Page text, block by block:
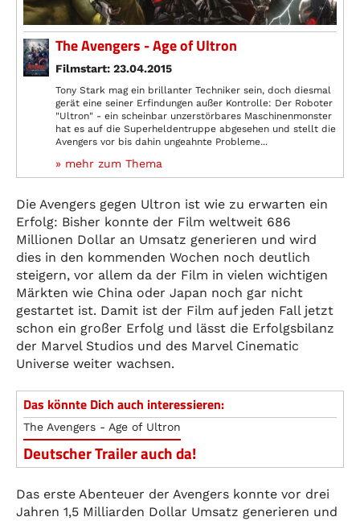
The Avengers - Age of Ultron
Filmstart: 23.04.2015
Tony Stark mag ein brillanter Techniker sein, doch diesmal
gerät eine seiner Erfindungen außer Kontrolle: Der Roboter
"Ultron" - ein scheinbar unzerstörbares Maschinenmonster
hat es auf die Superheldentruppe abgesehen und stellt die
Avengers vor bis dahin ungeahnte Probleme...
» mehr zum Thema
Die Avengers gegen Ultron ist wie zu erwarten ein
Erfolg: Bisher konnte der Film weltweit 686
Millionen Dollar an Umsatz generieren und wird
dies in den kommenden Wochen noch deutlich
steigern, vor allem da der Film in vielen wichtigen
Märkten wie China oder Japan noch gar nicht
gestartet ist. Damit ist der Film auf jeden Fall jetzt
schon ein großer Erfolg und lässt die Erfolgsbilanz
der Marvel Studios und des Marvel Cinematic
Universe weiter wachsen.
Das könnte Dich auch interessieren:
The Avengers - Age of Ultron
Deutscher Trailer auch da!
Das erste Abenteuer der Avengers konnte vor drei
Jahren 1,5 Milliarden Dollar Umsatz generieren und